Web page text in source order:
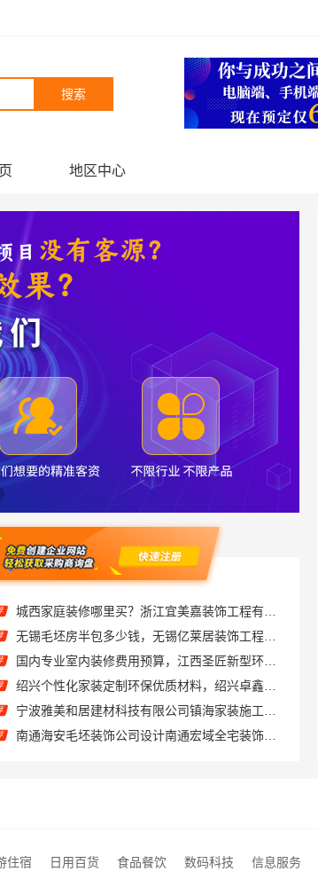
搜索
地区中心
湖北省惠物电子商务有限公司：2025母婴用品平台优缺点测评
住宿 日用百货 食品餐饮 数码科技 信息服务